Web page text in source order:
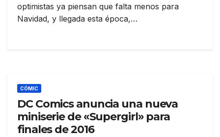
optimistas ya piensan que falta menos para
Navidad, y llegada esta época,…
CÓMIC
DC Comics anuncia una nueva
miniserie de «Supergirl» para
finales de 2016